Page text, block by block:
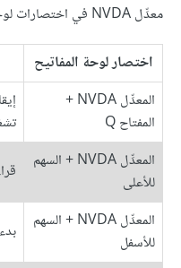
معدِّل NVDA في اختصارات لوحة المفاتيح:
اختصار لوحة المفاتيح
المعدِّل NVDA +
المفتاح Q
المعدِّل NVDA + السهم
للأعلى
المعدِّل NVDA + السهم
للأسفل